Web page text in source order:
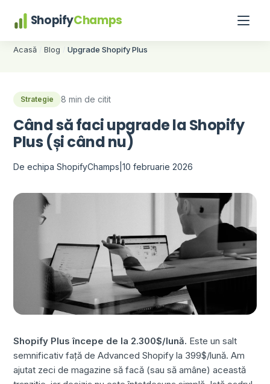
ShopifyChamps
Acasă Blog Upgrade Shopify Plus
Strategie 8 min de citit
Când să faci upgrade la Shopify
Plus (și când nu)
De echipa ShopifyChamps |10 februarie 2026
Shopify Plus începe de la 2.300$/lună. Este un salt
semnificativ față de Advanced Shopify la 399$/lună. Am
ajutat zeci de magazine să facă (sau să amâne) această